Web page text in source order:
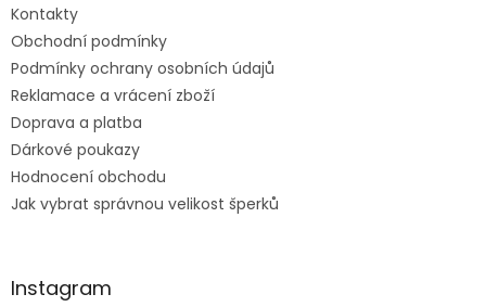
Kontakty
Obchodní podmínky
Podmínky ochrany osobních údajů
Reklamace a vrácení zboží
Doprava a platba
Dárkové poukazy
Hodnocení obchodu
Jak vybrat správnou velikost šperků
Instagram